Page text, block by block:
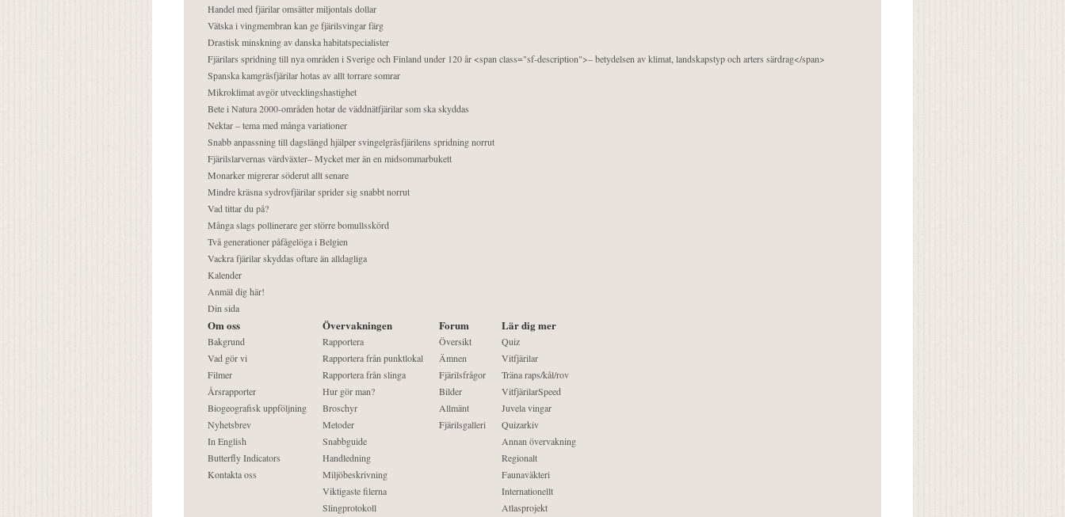
Handel med fjärilar omsätter miljontals dollar
Vätska i vingmembran kan ge fjärilsvingar färg
Drastisk minskning av danska habitatspecialister
Fjärilars spridning till nya områden i Sverige och Finland under 120 år <span class="sf-description">– betydelsen av klimat, landskapstyp och arters särdrag</span>
Spanska kamgräsfjärilar hotas av allt torrare somrar
Mikroklimat avgör utvecklingshastighet
Bete i Natura 2000-områden hotar de väddnätfjärilar som ska skyddas
Nektar – tema med många variationer
Snabb anpassning till dagslängd hjälper svingelgräsfjärilens spridning norrut
Fjärilslarvernas värdväxter– Mycket mer än en midsommarbukett
Monarker migrerar söderut allt senare
Mindre kräsna sydrovfjärilar sprider sig snabbt norrut
Vad tittar du på?
Många slags pollinerare ger större bomullsskörd
Två generationer påfågelöga i Belgien
Vackra fjärilar skyddas oftare än alldagliga
Kalender
Anmäl dig här!
Din sida
Om oss
Bakgrund
Vad gör vi
Filmer
Årsrapporter
Biogeografisk uppföljning
Nyhetsbrev
In English
Butterfly Indicators
Kontakta oss
Övervakningen
Rapportera
Rapportera från punktlokal
Rapportera från slinga
Hur gör man?
Broschyr
Metoder
Snabbguide
Handledning
Miljöbeskrivning
Viktigaste filerna
Slingprotokoll
Forum
Översikt
Ämnen
Fjärilsfrågor
Bilder
Allmänt
Fjärilsgalleri
Lär dig mer
Quiz
Vitfjärilar
Träna raps/kål/rov
VitfjärilarSpeed
Juvela vingar
Quizarkiv
Annan övervakning
Regionalt
Faunaväkteri
Internationellt
Atlasprojekt